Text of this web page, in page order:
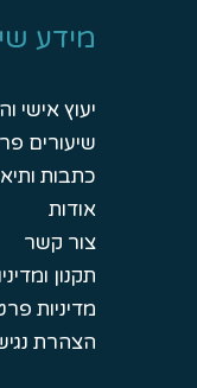
מידע
יעוץ אישי
שיעורים
כתבות
אודות
צור קשר
תקנון
מדיניות
הצהרת